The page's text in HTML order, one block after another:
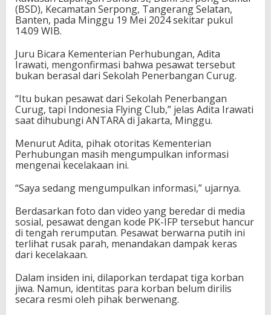
(BSD), Kecamatan Serpong, Tangerang Selatan,
Banten, pada Minggu 19 Mei 2024 sekitar pukul
14.09 WIB.
Juru Bicara Kementerian Perhubungan, Adita
Irawati, mengonfirmasi bahwa pesawat tersebut
bukan berasal dari Sekolah Penerbangan Curug.
“Itu bukan pesawat dari Sekolah Penerbangan
Curug, tapi Indonesia Flying Club,” jelas Adita Irawati
saat dihubungi ANTARA di Jakarta, Minggu.
Menurut Adita, pihak otoritas Kementerian
Perhubungan masih mengumpulkan informasi
mengenai kecelakaan ini.
“Saya sedang mengumpulkan informasi,” ujarnya.
Berdasarkan foto dan video yang beredar di media
sosial, pesawat dengan kode PK-IFP tersebut hancur
di tengah rerumputan. Pesawat berwarna putih ini
terlihat rusak parah, menandakan dampak keras
dari kecelakaan.
Dalam insiden ini, dilaporkan terdapat tiga korban
jiwa. Namun, identitas para korban belum dirilis
secara resmi oleh pihak berwenang.